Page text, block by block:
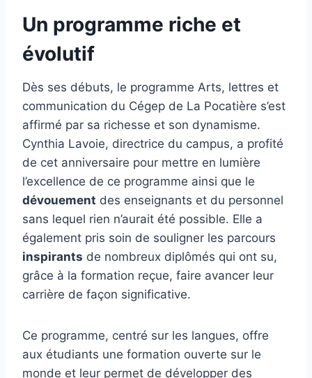
Un programme riche et
évolutif
Dès ses débuts, le programme Arts, lettres et
communication du Cégep de La Pocatière s’est
affirmé par sa richesse et son dynamisme.
Cynthia Lavoie, directrice du campus, a profité
de cet anniversaire pour mettre en lumière
l’excellence de ce programme ainsi que le
dévouement des enseignants et du personnel
sans lequel rien n’aurait été possible. Elle a
également pris soin de souligner les parcours
inspirants de nombreux diplômés qui ont su,
grâce à la formation reçue, faire avancer leur
carrière de façon significative.
Ce programme, centré sur les langues, offre
aux étudiants une formation ouverte sur le
monde et leur permet de développer des